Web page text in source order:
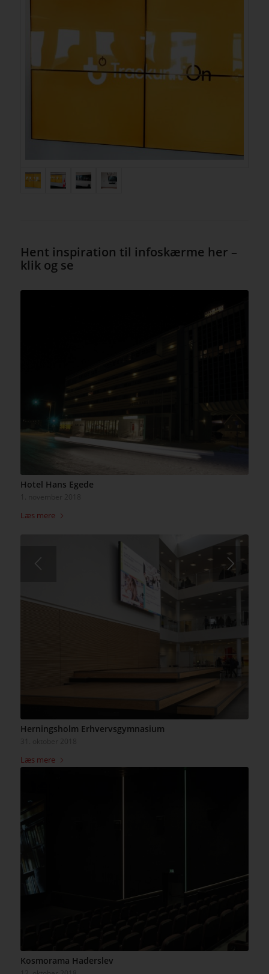
Hent inspiration til infoskærme her –
klik og se
Hotel Hans Egede
Læs mere
Herningsholm Erhvervsgymnasium
Læs mere
Kosmorama Haderslev